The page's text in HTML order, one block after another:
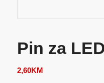
Pin za
2,60KM